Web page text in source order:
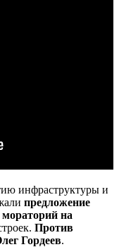
инфраструктуры и
предложение
на
Против
Гордеев.